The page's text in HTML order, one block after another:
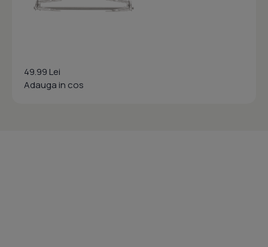
49.99 Lei
Adauga in cos